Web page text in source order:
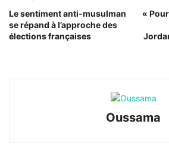
Le sentiment anti-musulman
se répand à l’approche des
élections françaises
«
Oussama